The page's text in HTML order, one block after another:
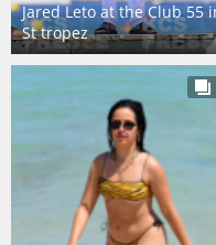
Jared Leto at the Club 55
St tropez